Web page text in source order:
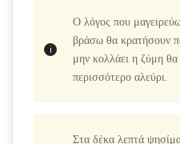
Ο λόγος που
βράσω θα κρατήσουν
μην κολλάει η ζύμη θα
περισσότερο αλεύρι.
Στα δέκα λεπτά